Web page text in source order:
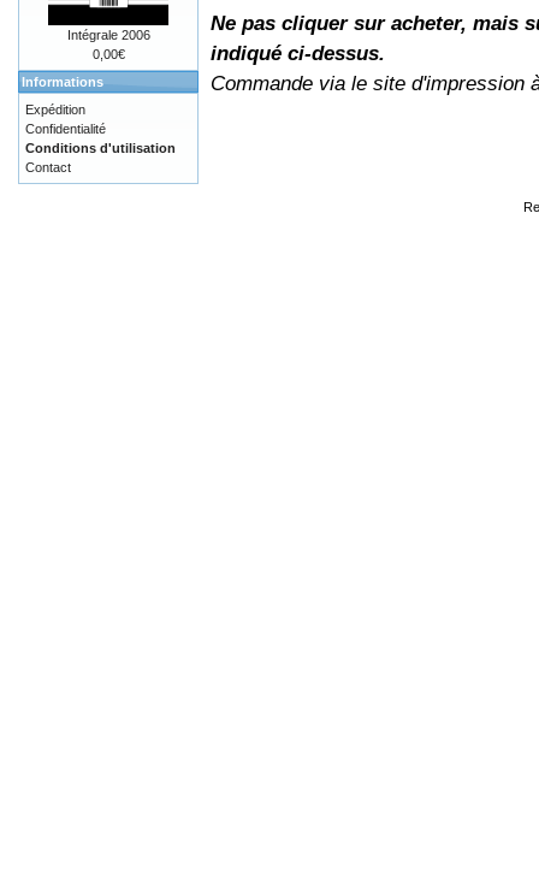
Ne pas cliquer sur acheter, mais
indiqué ci-dessus.
Commande via le site d'impression
Intégrale 2006
0,00€
Informations
Expédition
Confidentialité
Conditions d'utilisation
Contact